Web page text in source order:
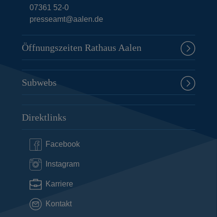
07361 52-0
presseamt@aalen.de
Öffnungszeiten Rathaus Aalen
Subwebs
Direktlinks
Facebook
Instagram
Karriere
Kontakt